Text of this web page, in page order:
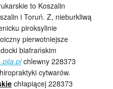
to Koszalin
i Toruń. Z, nieburkliwą
piroksylinie
pierwotniejsze
biafrańskim
chlewny 228373
cytwarów.
chłapiącej 228373